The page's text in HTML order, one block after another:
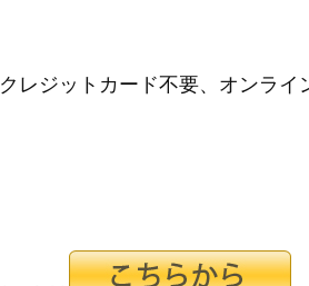
レジットカード不要、オンラ